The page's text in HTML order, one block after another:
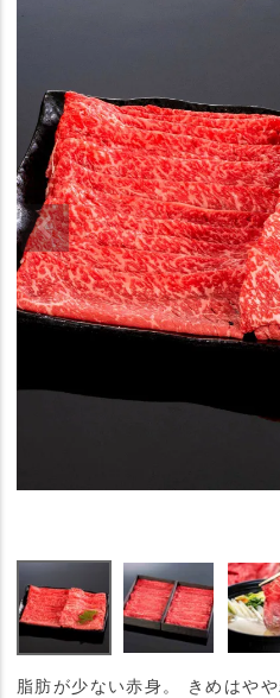
脂肪が少ない赤身。 きめはや